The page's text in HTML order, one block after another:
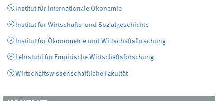
Institut für Internationale Ökonomie
Institut für Wirtschafts- und Sozialgeschichte
Institut für Ökonometrie und Wirtschaftsforschung
Lehrstuhl für Empirische Wirtschaftsforschung
Wirtschaftswissenschaftliche Fakultät